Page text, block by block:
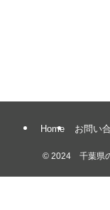
Home お問い
© 2024 千葉県